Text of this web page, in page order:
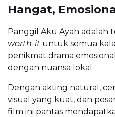
Hangat,
Panggil Aku Ayah adalah
worth-it untuk semua
penikmat drama
dengan nuansa lokal.
Dengan akting natural,
visual yang kuat, dan
film ini pantas